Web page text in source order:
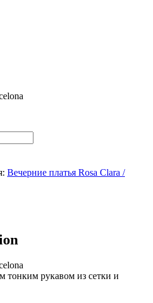
Вечерние платья Rosa Clara /
тонким рукавом из сетки и